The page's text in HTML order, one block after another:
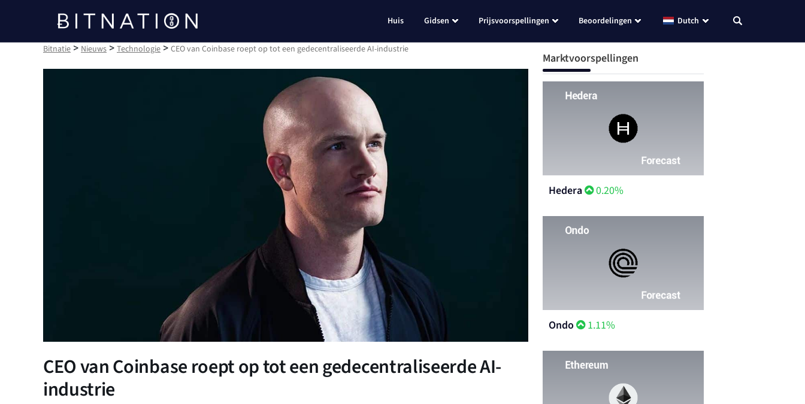
Bitnatie
Huis Gidsen Prijsvoorspellingen Beoordelingen Dutch
Bitnatie > Nieuws > Technologie > CEO van Coinbase roept op tot een gedecentraliseerde AI-industrie
CEO van Coinbase roept op tot een gedecentraliseerde AI-
industrie
Marktvoorspellingen
Hedera 0.20%
Ondo 1.11%